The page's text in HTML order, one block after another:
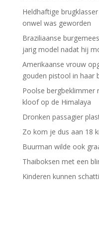
Heldhaftige
onwel was geworden
Braziliaanse
jarig model nadat hij
Amerikaanse vrouw
gouden pistool in haar
Poolse bergbeklimmer
kloof op de Himalaya
Dronken passagier
Zo kom je dus aan 18
Buurman wilde ook
Thaiboksen met een
Kinderen kunnen